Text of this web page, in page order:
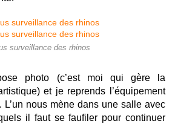
surveillance des rhinos
photo (c’est moi qui gère la
et je reprends l’équipement
L’un nous mène dans une salle avec
il faut se faufiler pour continuer